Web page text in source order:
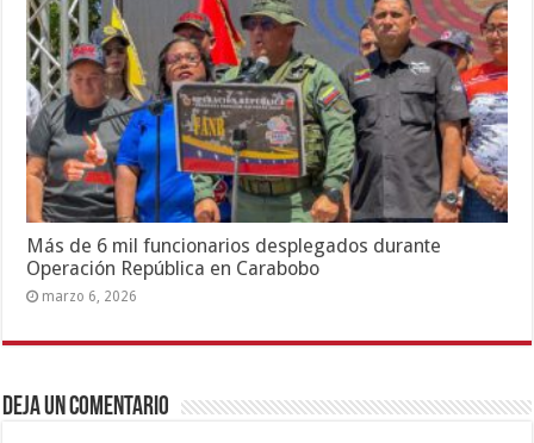
Más de 6 mil funcionarios desplegados durante
Operación República en Carabobo
marzo 6, 2026
Deja un comentario